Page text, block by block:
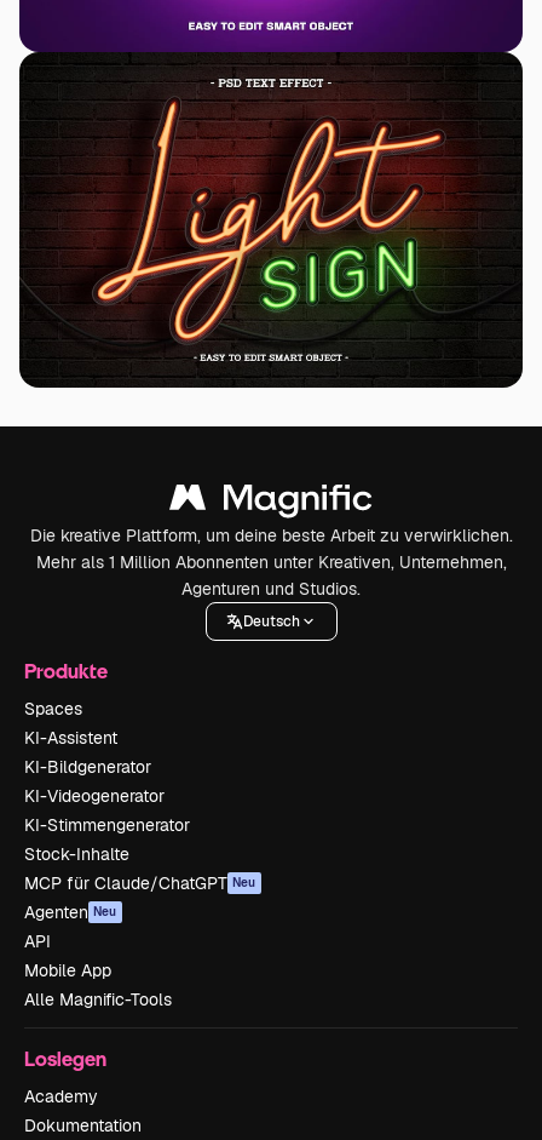
Die kreative Plattform, um deine beste Arbeit zu verwirklichen.
Mehr als 1 Million Abonnenten unter Kreativen, Unternehmen,
Agenturen und Studios.
Deutsch
Produkte
Spaces
KI-Assistent
KI-Bildgenerator
KI-Videogenerator
KI-Stimmengenerator
Stock-Inhalte
MCP für Claude/ChatGPT Neu
Agenten Neu
API
Mobile App
Alle Magnific-Tools
Loslegen
Academy
Dokumentation